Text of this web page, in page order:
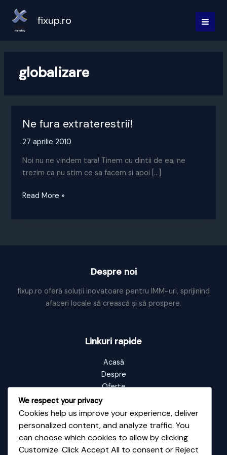
content
fixup.ro
globalizare
Ne fura extraterestrii!
27 aprilie 2010
Noi nu ne vindem tara! Tinem cu dintii de ea, ne
trezim ca nu stim ce sa facem si apoi […]
Ne
Read More »
Despre noi
fixup.ro oferă soluții inovatoare pentru IMM-uri, sprijinind
afaceri locale să crească și să prospere.
Linkuri rapide
Acasă
Despre
Oferte
Portofoliu
Blog
Contact
We respect your privacy
Cookies help us improve your experience, deliver
personalized content, and analyze traffic. You
can choose which cookies to allow by clicking
Customize. Click Accept All to consent or Reject